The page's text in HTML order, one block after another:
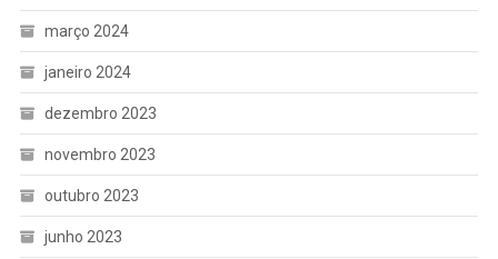
março 2024
janeiro 2024
dezembro 2023
novembro 2023
outubro 2023
junho 2023